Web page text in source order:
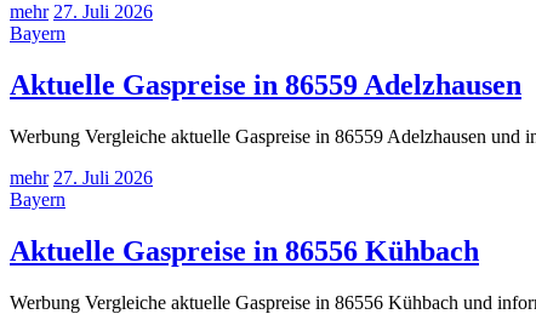
mehr 27. Juli 2026
Bayern
Aktuelle Gaspreise in 86559 Adelzhausen
Werbung Vergleiche aktuelle Gaspreise in 86559 Adelzhausen
mehr 27. Juli 2026
Bayern
Aktuelle Gaspreise in 86556 Kühbach
Werbung Vergleiche aktuelle Gaspreise in 86556 Kühbach und